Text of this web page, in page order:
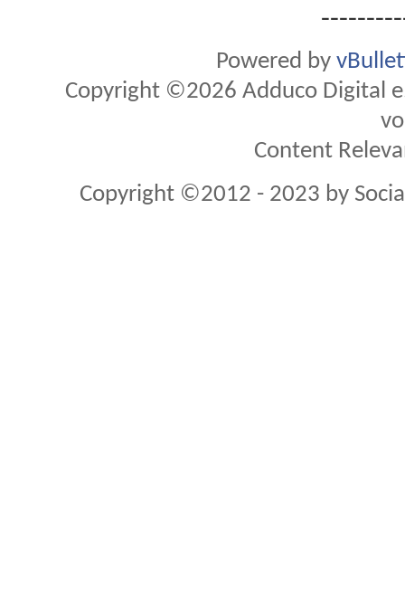
Powered by
Copyright ©2026 Adduco Digital
Content
Copyright ©2012 - 2023 by